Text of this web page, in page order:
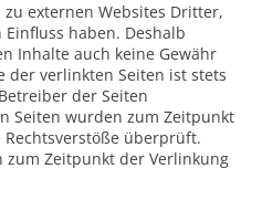
externen Websites Dritter,
haben. Deshalb
Inhalte auch keine Gewähr
der verlinkten Seiten ist stets
der Seiten
Seiten wurden zum Zeitpunkt
überprüft.
zum Zeitpunkt der Verlinkung